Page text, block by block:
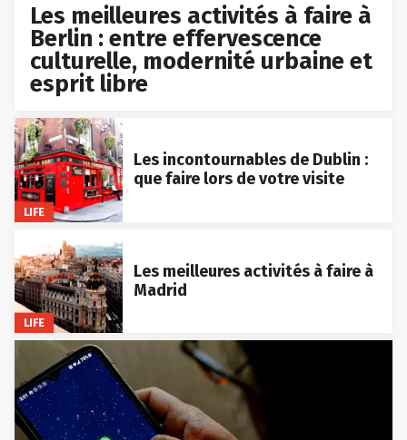
Les meilleures activités à faire à
Berlin : entre effervescence
culturelle, modernité urbaine et
esprit libre
LIFE
Les incontournables de Dublin :
que faire lors de votre visite
LIFE
Les meilleures activités à faire à
Madrid